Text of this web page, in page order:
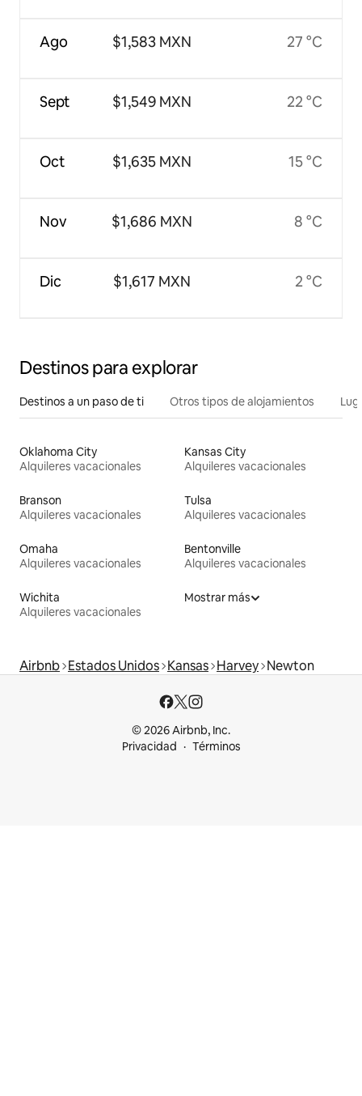
Ago
Sept
Oct
Nov
Dic
$1,583 MXN
$1,549 MXN
$1,635 MXN
$1,686 MXN
$1,617 MXN
27 °C
22 °C
15 °C
8 °C
2 °C
Destinos para explorar
Destinos a un paso de ti Otros tipos de alojamientos
Oklahoma City
Alquileres vacacionales
Kansas City
Alquileres vacacionales
Branson
Alquileres vacacionales
Tulsa
Alquileres vacacionales
Omaha
Alquileres vacacionales
Bentonville
Alquileres vacacionales
Wichita
Alquileres vacacionales
Mostrar más
Airbnb Estados Unidos Kansas Harvey Newton
© 2026 Airbnb, Inc.
Privacidad
Términos